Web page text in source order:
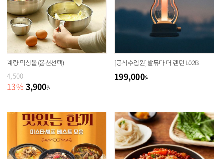
계량 믹싱볼 (옵션선택)
4,500
13% 3,900원
[공식수입원] 발뮤다 더 랜턴 L02B
199,000원